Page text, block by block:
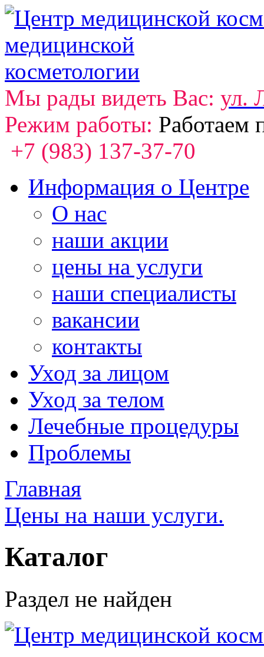
медицинской
косметологии
Мы рады видеть Вас: ул.
Режим работы: Работаем
+7 (983) 137-37-70
Информация о Центре
О нас
наши акции
цены на услуги
наши специалисты
вакансии
контакты
Уход за лицом
Уход за телом
Лечебные процедуры
Проблемы
Главная
Цены на наши услуги.
Каталог
Раздел не найден